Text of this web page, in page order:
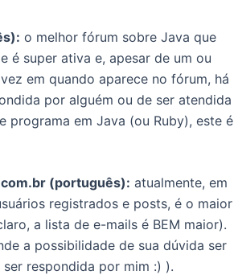
o melhor fórum sobre Java que
é super ativa e, apesar de um ou
em quando aparece no fórum, há
por alguém ou de ser atendida
em Java (ou Ruby), este é
(português): atualmente, em
registrados e posts, é o maior
a lista de e-mails é BEM maior).
a possibilidade de sua dúvida ser
respondida por mim :) ).